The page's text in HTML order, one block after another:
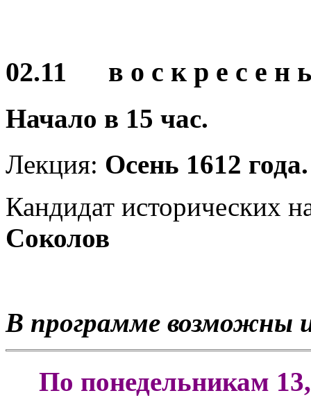
02.11 в о с к р е с е н
Начало в 15 час.
Лекция: Осень 1612
Кандидат исторических
Соколов
В программе возможны
По понедельникам